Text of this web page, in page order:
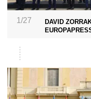
1/27
DAVID